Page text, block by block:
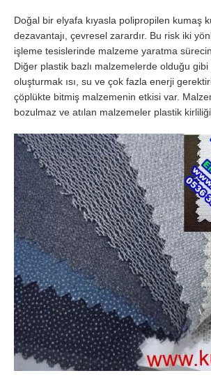
Doğal bir elyafa kıyasla polipropilen kumaş
dezavantajı, çevresel zarardır. Bu risk iki
işleme tesislerinde malzeme yaratma
Diğer plastik bazlı malzemelerde olduğu
oluşturmak ısı, su ve çok fazla enerji
çöplükte bitmiş malzemenin etkisi var.
bozulmaz ve atılan malzemeler plastik